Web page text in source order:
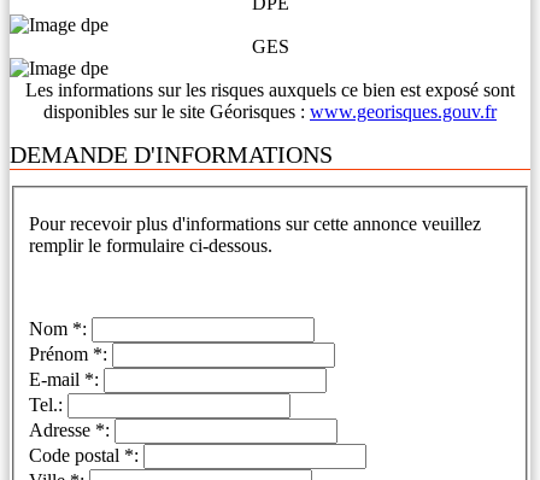
GES
Les informations sur les risques auxquels ce bien est exposé sont
disponibles sur le site Géorisques : www.georisques.gouv.fr
DEMANDE D'INFORMATIONS
Pour recevoir plus d'informations sur cette annonce veuillez
remplir le formulaire ci-dessous.
Nom *:
Prénom *:
E-mail *:
Tel.:
Adresse *:
Code postal *: